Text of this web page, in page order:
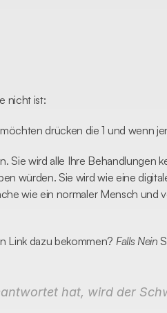
nicht ist:
drücken die 1 und wenn
Sie wird alle Ihre Behandlungen
würden. Sie wird wie eine
wie ein normaler Mensch und
Link dazu bekommen? Falls Nein
hat, wird der